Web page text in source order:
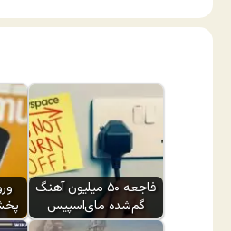
فاجعه ۵۰ میلیون آهنگ
گم‌شده مای‌اسپیس